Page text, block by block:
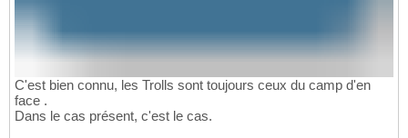
C'est bien connu, les Trolls sont toujours ceux du camp d'en
face .
Dans le cas présent, c'est le cas.